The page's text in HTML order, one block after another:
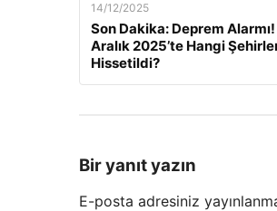
14/12/2025
Son Dakika: Deprem Alarmı!
Aralık 2025’te Hangi
Hissetildi?
Bir yanıt yazın
E-posta adresiniz